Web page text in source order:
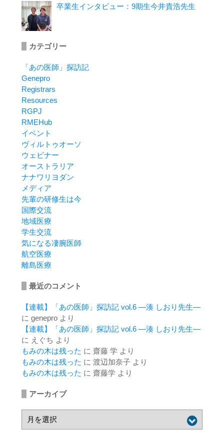
卒業生インタビュー：9期生今井貴浩先生
カテゴリー
「あの医師」探訪記
Genepro
Registrars
Resources
RGPJ
RMEHub
イベント
ヴィルトゥオーソ
ウェビナー
オーストラリア
ナナワリヨダン
メディア
先輩の研修生は今
国際交流
地域医療
学生交流
気になる凄腕医師
航空医療
離島医療
最近のコメント
【連載】「あの医師」探訪記 vol.6 ―湊 しおり先生―
に geneproより
【連載】「あの医師」探訪記 vol.6 ―湊 しおり先生―
に えぐち より
もみの木は残った に 齋藤 学 より
もみの木は残った に 渡辺加奈子より
もみの木は残った に 齋藤学 より
アーカイブ